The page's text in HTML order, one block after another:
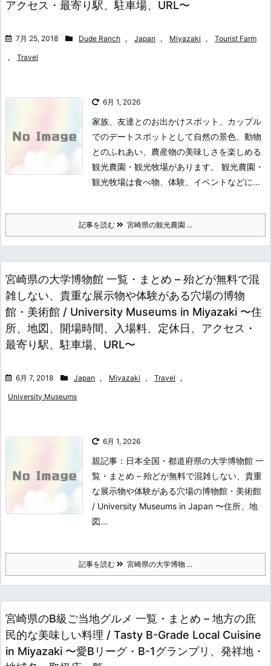
アクセス・最寄り駅、駐車場、URL〜
7月 25, 2018 Dude Ranch , Japan , Miyazaki , Tourist Farm
, Travel
6月 1, 2026
家族、友達とのお出かけスポット、カップル
でのデートスポットとして自然の景色、動物
とのふれあい、農産物の美味しさを楽しめる
観光農園・観光牧場があります。 観光農園・
観光牧場は食べ物、体験、イベントなどに...
記事を読む 宮崎県の観光農園 ...
宮崎県の大学博物館 一覧・まとめ – 殆どが無料で混
雑しない、貴重な展示物や体験がある穴場の博物
館・美術館 / University Museums in Miyazaki 〜住
所、地図、開場時間、入場料、定休日、アクセス・
最寄り駅、駐車場、URL〜
6月 7, 2018 Japan , Miyazaki , Travel ,
University Museums
6月 1, 2026
親記事：日本全国・都道府県の大学博物館 一
覧・まとめ – 殆どが無料で混雑しない、貴重
な展示物や体験がある穴場の博物館・美術館
/ University Museums in Japan 〜住所、地
図...
記事を読む 宮崎県の大学博物 ...
宮崎県のB級ご当地グルメ 一覧・まとめ – 地方の庶
民的な美味しい料理 / Tasty B-Grade Local Cuisine
in Miyazaki 〜愛Bリーグ・B-1グランプリ、発祥地・